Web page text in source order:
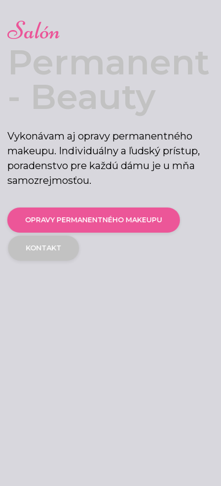
Salón
Permanent
- Beauty
Vykonávam aj opravy permanentného
makeupu. Individuálny a ľudský prístup,
poradenstvo pre každú dámu je u mňa
samozrejmosťou.
OPRAVY PERMANENTNÉHO MAKEUPU
KONTAKT